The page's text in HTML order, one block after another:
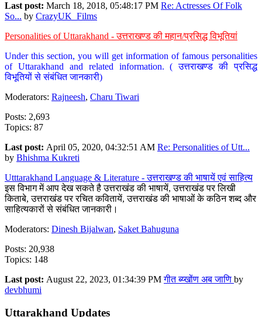
Last post: March 18, 2018, 05:48:17 PM Re: Actresses Of Folk
So... by CrazyUK_Films
Personalities of Uttarakhand - उत्तराखण्ड की महान/प्रसिद्ध विभूतियां
Under this section, you will get information of famous personalities
of Uttarakhand and related information. ( उत्तराखण्ड की प्रसिद्ध
विभूतियों से संबंधित जानकारी)
Moderators: Rajneesh, Charu Tiwari
Posts: 2,693
Topics: 87
Last post: April 05, 2020, 04:32:51 AM Re: Personalities of Utt...
by Bhishma Kukreti
Utttarakhand Language & Literature - उत्तराखण्ड की भाषायें एवं साहित्य
इस विभाग में आप देख सकते है उत्तराखंड की भाषायें, उत्तराखंड पर लिखी
किताबे, उत्तराखंड पर रचित कवितायें, उत्तराखंड की भाषाओं के कठिन शब्द और
साहित्यकारों से संबंधित जानकारी।
Moderators: Dinesh Bijalwan, Saket Bahuguna
Posts: 20,938
Topics: 148
Last post: August 22, 2023, 01:34:39 PMगीत ब्य्खोंण अब जाणि by
devbhumi
Uttarakhand Updates